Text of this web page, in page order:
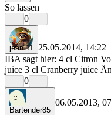
So lassen
0
jean.11
25.05.2014, 14:22
IBA sagt hier: 4 cl Citron
juice 3 cl Cranberry juice
0
Bartender85
06.05.2013,